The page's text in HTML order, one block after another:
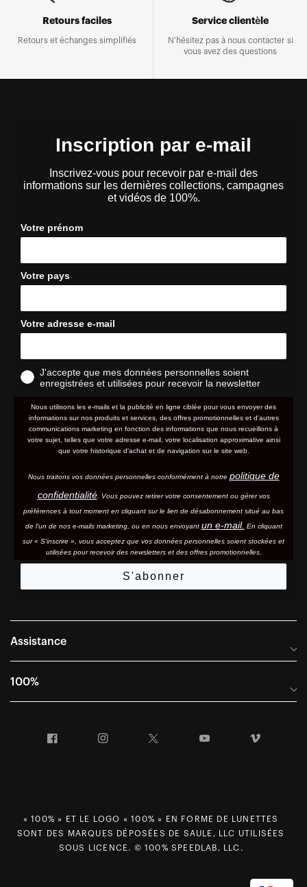
Retours faciles
Retours et échanges simplifiés
Service clientèle
N'hésitez pas à nous contacter si
vous avez des questions
Inscription par e-mail
Inscrivez-vous pour recevoir par e-mail des
informations sur les dernières collections, campagnes
et vidéos de 100%.
Votre prénom
Votre pays
Votre adresse e-mail
J'accepte que mes données personnelles soient
enregistrées et utilisées pour recevoir la newsletter
Nous utilisons les e-mails et la publicité en ligne ciblée pour vous envoyer des
informations sur nos produits et services, des offres promotionnelles et d'autres
communications marketing en fonction des informations que nous recueillons à
votre sujet, telles que votre adresse e-mail, votre localisation approximative ainsi
que votre historique d'achat et de navigation sur le site web.
Nous traitons vos données personnelles conformément à notre politique de
confidentialité. Vous pouvez retirer votre consentement ou gérer vos
préférences à tout moment en cliquant sur le lien de désabonnement situé au bas
de l'un de nos e-mails marketing, ou en nous envoyant un e-mail. En cliquant
sur « S'inscrire », vous acceptez que vos données personnelles soient stockées et
utilisées pour recevoir des newsletters et des offres promotionnelles.
S'abonner
Assistance
Foire aux questions
Conditions générales de vente
100%
Informations sur l'entreprise
du RGPD
Facebook Instagram YouTube
« 100% » ET LE LOGO « 100% » EN FORME DE LUNETTES
SONT DES MARQUES DÉPOSÉES DE SAULE, LLC UTILISÉES
SOUS LICENCE. © 100% SPEEDLAB, LLC.